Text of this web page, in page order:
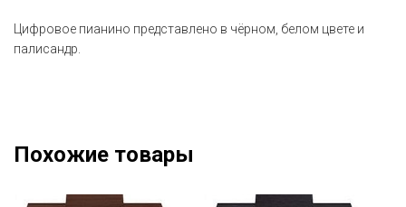
Цифровое пианино представлено в чёрном, белом цвете и
палисандр.
Похожие товары